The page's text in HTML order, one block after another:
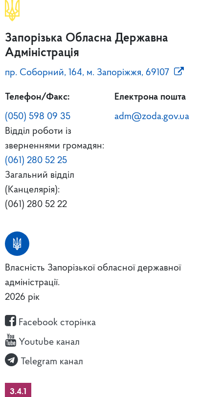
Запорізька Обласна Державна
Адміністрація
пр. Соборний, 164, м. Запоріжжя, 69107
Телефон/Факс:
(050) 598 09 35
Відділ роботи із
зверненнями громадян:
(061) 280 52 25
Загальний відділ
(Канцелярія):
(061) 280 52 22
Електрона пошта
adm@zoda.gov.ua
Власність Запорізької обласної державної
адміністрації.
2026 рік
Facebook сторінка
Youtube канал
Telegram канал
3.4.1